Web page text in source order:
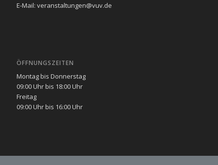
E-Mail: veranstaltungen@vuv.de
ÖFFNUNGSZEITEN
Montag bis Donnerstag
09:00 Uhr bis 18:00 Uhr
Freitag
09:00 Uhr bis 16:00 Uhr